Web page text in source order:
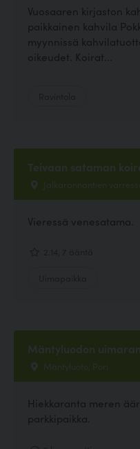
Vuosaaren kirjaston
paikkainen kahvila
myynnissä
oikeudet. Koirat...
Teivaan sataman
Jalkarannantien
Vieressä venesatama.
Mäntyluodon
Mäntyluoto, Pori
Hiekkaranta meren
parkkipaikka.